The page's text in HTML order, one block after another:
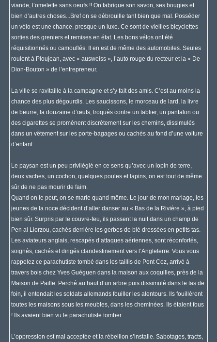
viande, l’omelette sans oeufs !! On fabrique son savon, ses bougies et
bien d’autres choses...Bref on se débrouille tant bien que mal. Posséder
un vélo est une chance, presque un luxe. Ce sont de vieilles bicyclettes
sorties des greniers et remises en état. Les bons vélos ont été
réquisitionnés ou camouflés. Il en est de même des automobiles. Seules
roulent à Ploujean, avec « ausweiss », l’auto rouge du recteur et la « De
Dion-Bouton » de l’entrepreneur.
La ville se ravitaille à la campagne et s’y fait des amis. C’est au moins la
chance des plus dégourdis. Les saucissons, le morceau de lard, la livre
de beurre, la douzaine d’œufs, troqués contre un tablier, un pantalon ou
des cigarettes se promènent discrètement sur les chemins, dissimulés
dans un vêtement sur les porte-bagages ou cachés au fond d’une voiture
d’enfant...
Le paysan est un peu privilégié en ce sens qu’avec un lopin de terre,
deux vaches, un cochon, quelques poules et lapins, on est tout de même
sûr de ne pas mourir de faim.
Quand on le peut, on se marie quand même. Le jour de mon mariage, les
jeunes de la noce décident d’aller danser au « Bas de la Rivière », à pied
bien sûr. Surpris par le couvre-feu, ils passent la nuit dans un champ de
Pen al Liorzou, cachés derrière les gerbes de blé dressées en petits tas.
Les aviateurs anglais, rescapés d’attaques aériennes, sont réconfortés,
soignés, cachés et dirigés clandestinement vers l’Angleterre. Vous vous
rappelez ce parachutiste tombé dans les taillis de Pont Coz, arrivé à
travers bois chez Yves Guéguen dans la maison aux coquilles, près de la
Maison de Paille. Perché au haut d’un arbre puis dissimulé dans le tas de
foin, il entendait les soldats allemands fouiller les alentours. Ils fouillèrent
toutes les maisons sous les meubles, dans les cheminées. Ils étaient fous
! Ils avaient bien vu le parachutiste tomber.
L’oppression est mal acceptée et la rébellion s’installe. Sabotages, tracts,